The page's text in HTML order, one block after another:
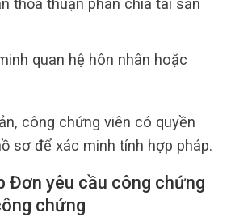
thỏa thuận phân chia tài sản
quan hệ hôn nhân hoặc
công chứng viên có quyền
sơ để xác minh tính hợp pháp.
Đơn yêu cầu công chứng
chứng